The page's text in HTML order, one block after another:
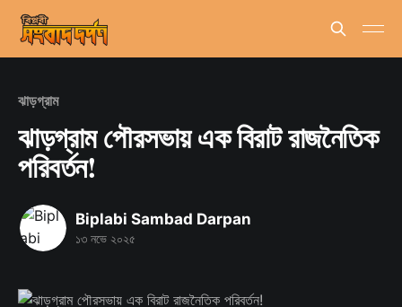
ঝাড়গ্রাম
ঝাড়গ্রাম পৌরসভায় এক বিরাট রাজনৈতিক
পরিবর্তন!
Biplabi Sambad Darpan
১৩ নভে ২০২৫